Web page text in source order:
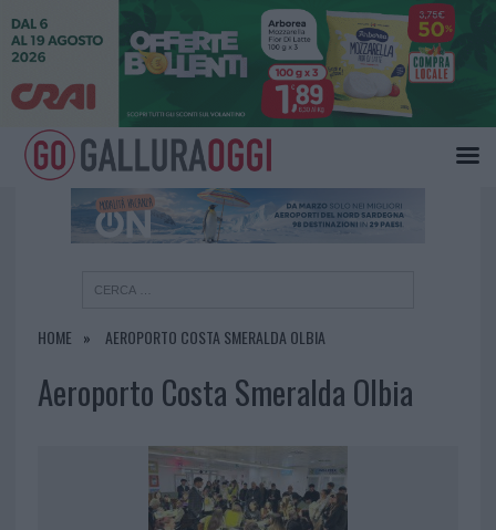
HOME AEROPORTO COSTA SMERALDA OLBIA
Aeroporto Costa Smeralda Olbia
×